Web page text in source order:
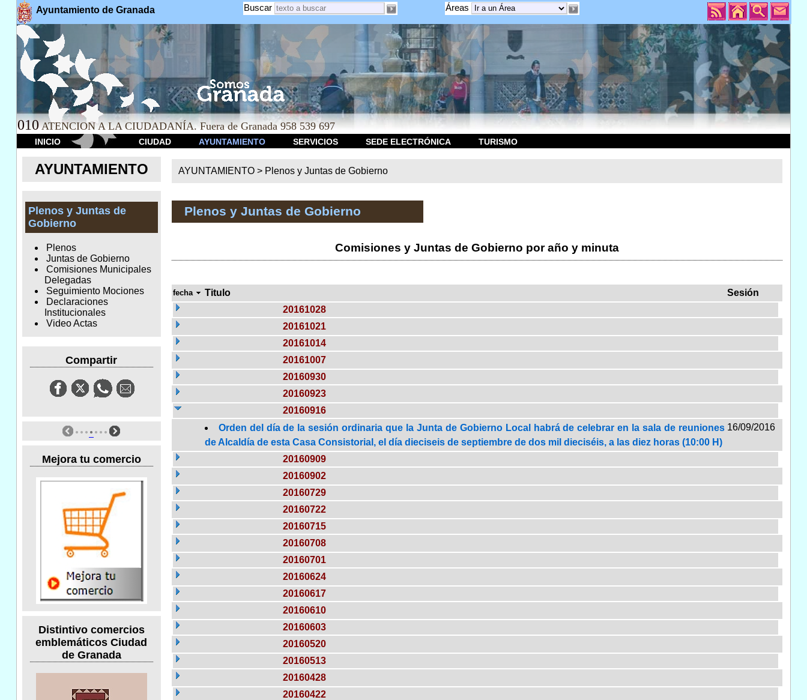
Ayuntamiento de Granada Áreas
Buscar
010 ATENCION A LA CIUDADANÍA. Fuera de Granada 958 539 697
INICIO CIUDAD AYUNTAMIENTO SERVICIOS SEDE ELECTRÓNICA TURISMO
AYUNTAMIENTO
Plenos y Juntas de
Gobierno
Plenos
Juntas de Gobierno
Comisiones Municipales
Delegadas
Seguimiento Mociones
Declaraciones
Institucionales
Video Actas
Compartir
Mejora tu comercio
Distintivo comercios
emblemáticos Ciudad
de Granada
AYUNTAMIENTO > Plenos y Juntas de Gobierno
Plenos y Juntas de Gobierno
Comisiones y Juntas de Gobierno por año y minuta
fecha Titulo
Sesión
20161028
20161021
20161014
20161007
20160930
20160923
20160916
Orden del día de la sesión ordinaria que la Junta de Gobierno Local habrá de celebrar en la sala de reuniones
de Alcaldía de esta Casa Consistorial, el día dieciseis de septiembre de dos mil dieciséis, a las diez horas (10:00 H)
16/09/2016
20160909
20160902
20160729
20160722
20160715
20160708
20160701
20160624
20160617
20160610
20160603
20160520
20160513
20160428
20160422